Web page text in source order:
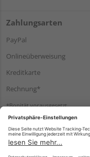
Zahlungsarten
PayPal
Onlineüberweisung
Kreditkarte
Rechnung*
*Bonität vorausgesetzt